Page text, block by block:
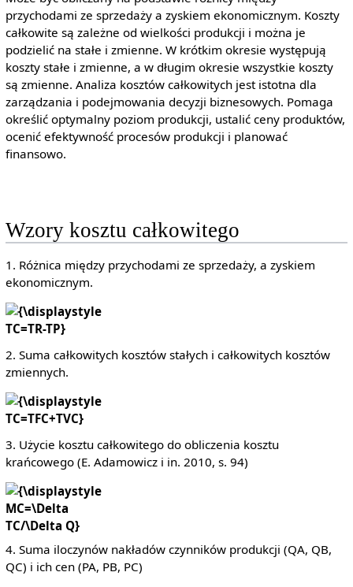
przychodami ze sprzedaży a zyskiem ekonomicznym. Koszty
całkowite są zależne od wielkości produkcji i można je
podzielić na stałe i zmienne. W krótkim okresie występują
koszty stałe i zmienne, a w długim okresie wszystkie koszty
są zmienne. Analiza kosztów całkowitych jest istotna dla
zarządzania i podejmowania decyzji biznesowych. Pomaga
określić optymalny poziom produkcji, ustalić ceny produktów,
ocenić efektywność procesów produkcji i planować
finansowo.
Wzory kosztu całkowitego
1. Różnica między przychodami ze sprzedaży, a zyskiem
ekonomicznym.
{\displaystyle
TC=TR-TP}
2. Suma całkowitych kosztów stałych i całkowitych kosztów
zmiennych.
{\displaystyle
TC=TFC+TVC}
3. Użycie kosztu całkowitego do obliczenia kosztu
krańcowego (E. Adamowicz i in. 2010, s. 94)
{\displaystyle
MC=\Delta
TC/\Delta Q}
4. Suma iloczynów nakładów czynników produkcji (QA, QB,
QC) i ich cen (PA, PB, PC)